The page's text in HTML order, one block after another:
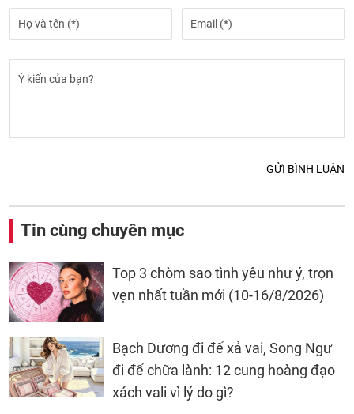
GỬI BÌNH LUẬN
Tin cùng chuyên mục
Top 3 chòm sao tình yêu như ý, trọn
vẹn nhất tuần mới (10-16/8/2026)
Bạch Dương đi để xả vai, Song Ngư
đi để chữa lành: 12 cung hoàng đạo
xách vali vì lý do gì?